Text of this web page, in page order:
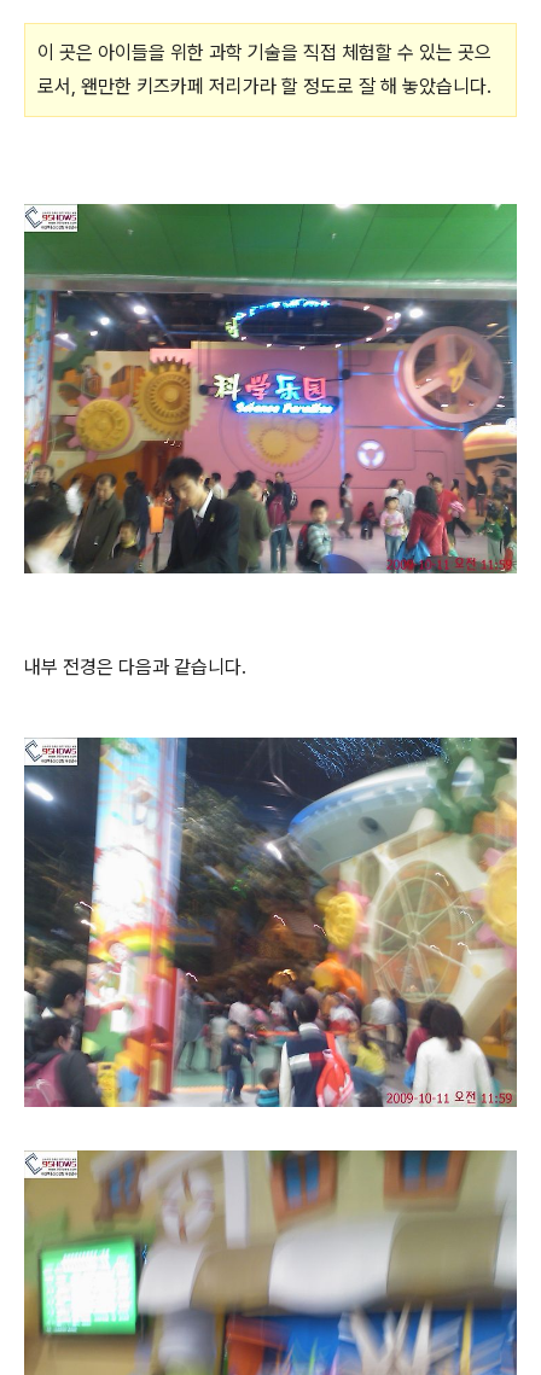
이 곳은 아이들을 위한 과학 기술을 직접 체험할 수 있는 곳으
로서, 왠만한 키즈카페 저리가라 할 정도로 잘 해 놓았습니다.
내부 전경은 다음과 같습니다.